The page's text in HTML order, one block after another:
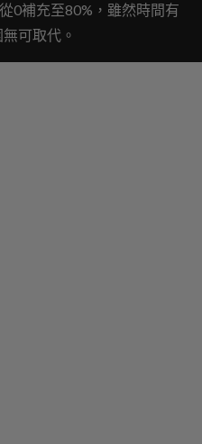
0補充至80%，雖然時間有
可取代。